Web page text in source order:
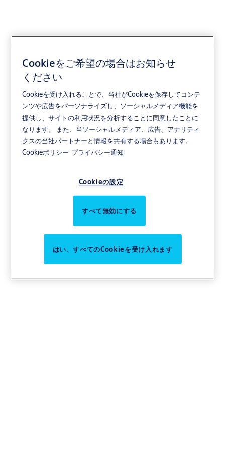
Cookieをご希望の場合はお知らせ
ください
Cookieを受け入れることで、当社がCookieを保存してコンテ
ンツや広告をパーソナライズし、ソーシャルメディア機能を
提供し、サイトの利用状況を分析することに同意したことに
なります。 また、当ソーシャルメディア、広告、アナリティ
クスの当社パートナーと情報を共有する場合もあります。
Cookieポリシー プライバシー通知
Cookieの設定
すべて無効にする
はい、すべてのCookieを受け入れます